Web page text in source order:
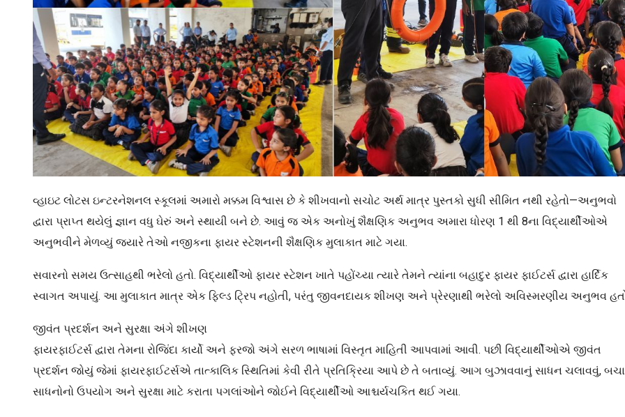
વ્હાઇટ લોટસ ઇન્ટરનેશનલ સ્કૂલમાં અમારો મક્કમ વિશ્વાસ છે કે શીખવાનો સચોટ અર્થ માત્ર પુસ્તકો સુધી સીમિત નથી રહેતો—અનુભવો
દ્વારા પ્રાપ્ત થયેલું જ્ઞાન વધુ ઘેરું અને સ્થાયી બને છે. આવું જ એક અનોખું શૈક્ષણિક અનુભવ અમારા ધોરણ 1 થી 8ના વિદ્યાર્થીઓએ
અનુભવીને મેળવ્યું જ્યારે તેઓ નજીકના ફાયર સ્ટેશનની શૈક્ષણિક મુલાકાત માટે ગયા.
સવારનો સમય ઉત્સાહથી ભરેલો હતો. વિદ્યાર્થીઓ ફાયર સ્ટેશન ખાતે પહોંચ્યા ત્યારે તેમને ત્યાંના બહાદુર ફાયર ફાઈટર્સ દ્વારા હાર્દિક
સ્વાગત અપાયું. આ મુલાકાત માત્ર એક ફિલ્ડ ટ્રિપ નહોતી, પરંતુ જીવનદાયક શીખણ અને પ્રેરણાથી ભરેલો અવિસ્મરણીય અનુભવ
જીવંત પ્રદર્શન અને સુરક્ષા અંગે શીખણ
ફાયરફાઈટર્સ દ્વારા તેમના રોજિંદા કાર્યો અને ફરજો અંગે સરળ ભાષામાં વિસ્તૃત માહિતી આપવામાં આવી. પછી વિદ્યાર્થીઓએ જીવંત
પ્રદર્શન જોયું જેમાં ફાયરફાઈટર્સએ તાત્કાલિક સ્થિતિમાં કેવી રીતે પ્રતિક્રિયા આપે છે તે બતાવ્યું. આગ બુઝાવવાનું સાધન ચલાવવું,
સાધનોનો ઉપયોગ અને સુરક્ષા માટે કરાતા પગલાંઓને જોઈને વિદ્યાર્થીઓ આશ્ચર્યચકિત થઈ ગયા.